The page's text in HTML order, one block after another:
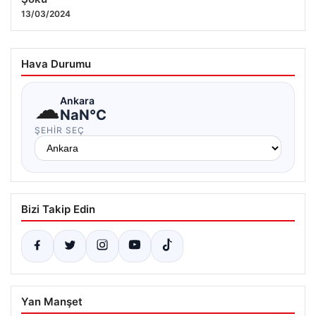
24.07.2026 12:55
13/03/2024
Hava Durumu
☁Ankara
NaN°C
ŞEHIR SEÇ
Bizi Takip Edin
Yan Manşet